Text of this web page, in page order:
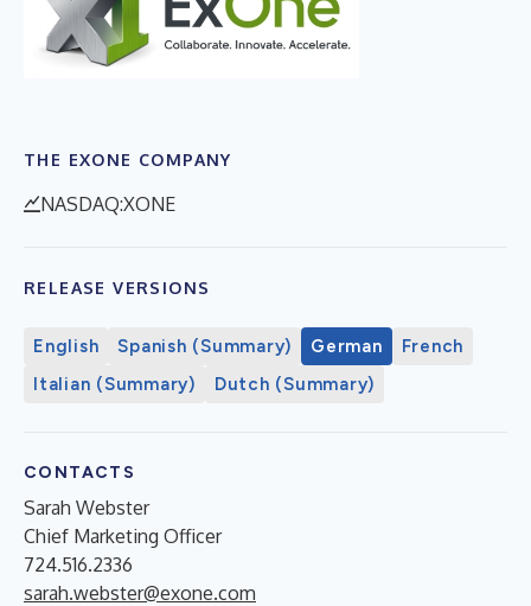
THE EXONE COMPANY
NASDAQ:XONE
RELEASE VERSIONS
English Spanish (Summary) German
French
Italian (Summary)
Dutch (Summary)
CONTACTS
Sarah Webster
Chief Marketing Officer
724.516.2336
sarah.webster@exone.com